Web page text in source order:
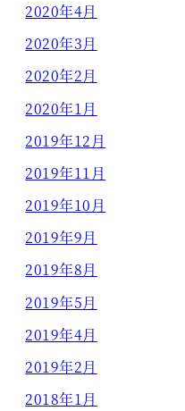
2020年4月
2020年3月
2020年2月
2020年1月
2019年12月
2019年11月
2019年10月
2019年9月
2019年8月
2019年5月
2019年4月
2019年2月
2018年1月